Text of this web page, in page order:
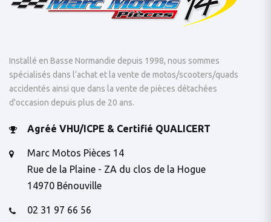
Installé en Basse Normandie depuis 1998, nous sommes
spécialisés dans l’achat et la vente de motos/scooters/quads
accidentés ainsi que dans la vente de pièces détachées
d'occasion depuis plus de 20 ans.
Agréé VHU/ICPE & Certifié QUALICERT
Marc Motos Pièces 14
Rue de la Plaine - ZA du clos de la Hogue
14970 Bénouville
02 31 97 66 56